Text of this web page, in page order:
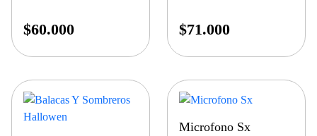
$60.000 $71.000
Microfono Sx